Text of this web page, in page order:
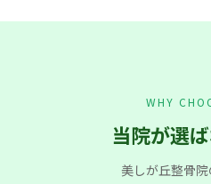
WHY
当院が選
美しが丘整骨